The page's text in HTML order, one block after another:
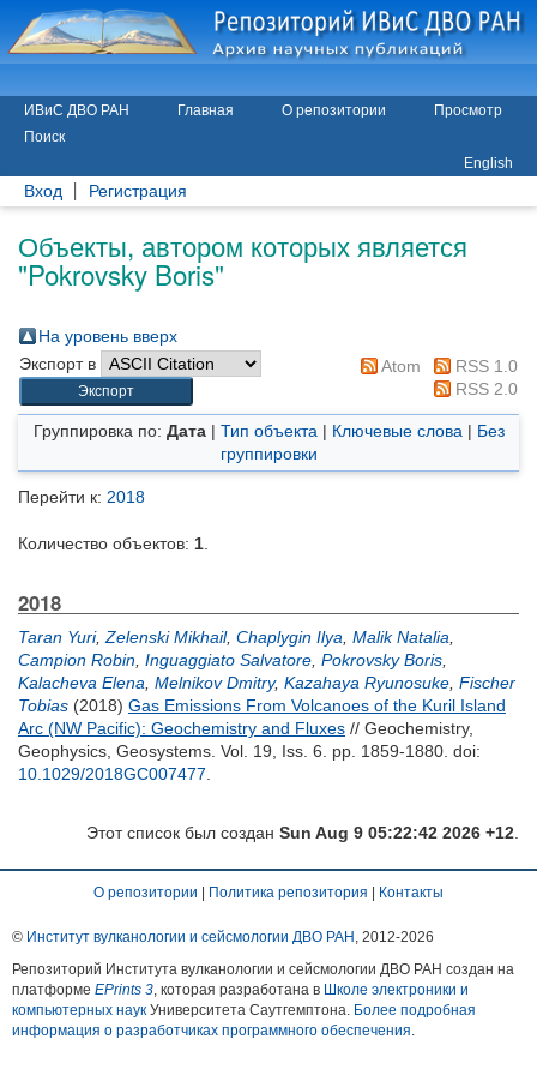
ИВиС ДВО РАН Главная О репозитории
Просмотр
Поиск
English
Вход Регистрация
Объекты, автором которых является
"Pokrovsky Boris"
На уровень вверх
Экспорт в
Atom
RSS 1.0
RSS 2.0
Группировка по: Дата| Тип объекта | Ключевые слова | Без
группировки
Перейти к: 2018
Количество объектов: 1
2018
Taran Yuri, Zelenski Mikhail, Chaplygin Ilya Malik Natalia
Campion Robin Inguaggiato Salvatore Pokrovsky Boris
Kalacheva Elena Melnikov Dmitry, Kazahaya Ryunosuke Fischer
Tobias (2018) Gas Emissions From Volcanoes of the Kuril Island
Arc (NW Pacific): Geochemistry and Fluxes // Geochemistry,
Geophysics, Geosystems. Vol. 19, Iss. 6. pp. 1859-1880. doi:
10.1029/2018GC007477
Этот список был создан Sun Aug 9 05:22:42 2026 +12
О репозитории Политика репозитория Контакты
© Институт вулканологии и сейсмологии ДВО РАН , 2012-2026
Репозиторий Института вулканологии и сейсмологии ДВО РАН создан на
платформе EPrints 3, которая разработана в Школе электроники и
компьютерных наук Университета Саутгемптона. Более подробная
информация о разработчиках программного обеспечения.